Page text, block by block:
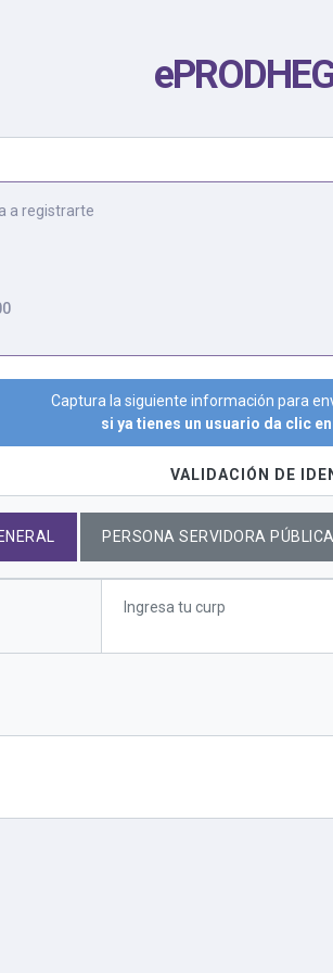
a registrarte
Captura la siguiente información para
si ya tienes un usuario da clic en
VALIDACIÓN DE
PERSONA SERVIDORA